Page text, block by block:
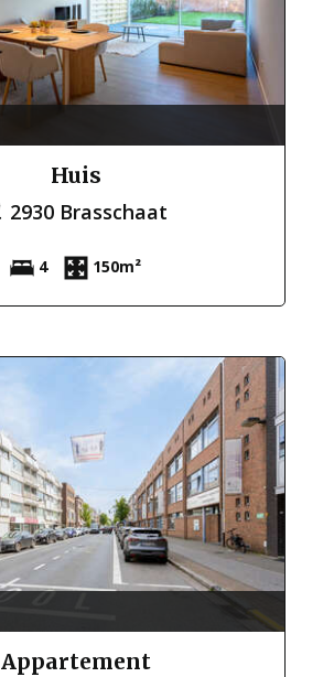
Huis
2930 Brasschaat
4 150m²
Appartement